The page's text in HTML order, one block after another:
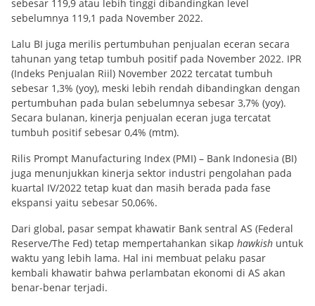
sebesar 119,9 atau lebih tinggi dibandingkan level
sebelumnya 119,1 pada November 2022.
Lalu BI juga merilis pertumbuhan penjualan eceran secara
tahunan yang tetap tumbuh positif pada November 2022. IPR
(Indeks Penjualan Riil) November 2022 tercatat tumbuh
sebesar 1,3% (yoy), meski lebih rendah dibandingkan dengan
pertumbuhan pada bulan sebelumnya sebesar 3,7% (yoy).
Secara bulanan, kinerja penjualan eceran juga tercatat
tumbuh positif sebesar 0,4% (mtm).
Rilis Prompt Manufacturing Index (PMI) – Bank Indonesia (BI)
juga menunjukkan kinerja sektor industri pengolahan pada
kuartal IV/2022 tetap kuat dan masih berada pada fase
ekspansi yaitu sebesar 50,06%.
Dari global, pasar sempat khawatir Bank sentral AS (Federal
Reserve/The Fed) tetap mempertahankan sikap hawkish untuk
waktu yang lebih lama. Hal ini membuat pelaku pasar
kembali khawatir bahwa perlambatan ekonomi di AS akan
benar-benar terjadi.